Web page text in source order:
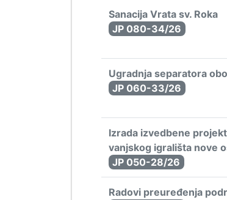
Sanacija Vrata sv. Roka
JP 080-34/26
Ugradnja separatora
JP 060-33/26
Izrada izvedbene
vanjskog igrališta nove
JP 050-28/26
Radovi preuređenja